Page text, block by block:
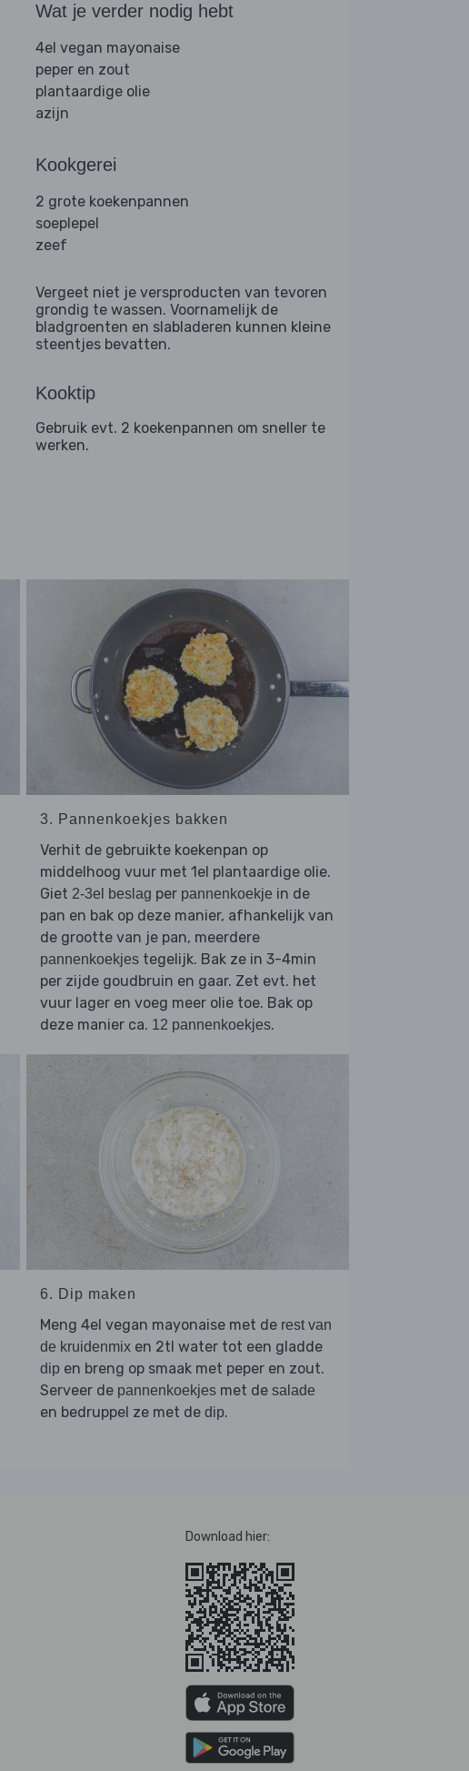
Wat je verder nodig hebt
4el vegan mayonaise
peper en zout
plantaardige olie
azijn
Kookgerei
2 grote koekenpannen
soeplepel
zeef
Vergeet niet je versproducten van tevoren
grondig te wassen. Voornamelijk de
bladgroenten en slabladeren kunnen kleine
steentjes bevatten.
Kooktip
Gebruik evt. 2 koekenpannen om sneller te
werken.
3. Pannenkoekjes bakken
Verhit de gebruikte koekenpan op
middelhoog vuur met 1el plantaardige olie.
Giet 2-3el beslag per pannenkoekje in de
pan en bak op deze manier, afhankelijk van
de grootte van je pan, meerdere
pannenkoekjes tegelijk. Bak ze in 3-4min
per zijde goudbruin en gaar. Zet evt. het
vuur lager en voeg meer olie toe. Bak op
deze manier ca. 12 pannenkoekjes.
6. Dip maken
Meng 4el vegan mayonaise met de rest van
de kruidenmix en 2tl water tot een gladde
dip en breng op smaak met peper en zout.
Serveer de pannenkoekjes met de salade
en bedruppel ze met de dip.
Download hier: